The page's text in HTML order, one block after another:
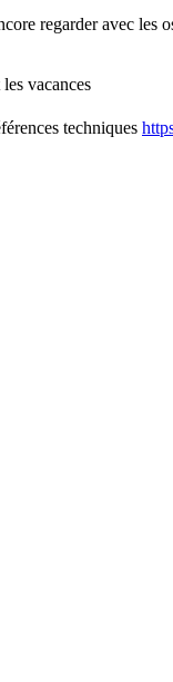
regarder avec les
vacances
techniques